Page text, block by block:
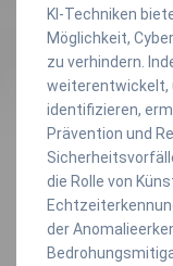
KI-Techniken
Möglichkeit,
zu verhindern.
weiterentwickelt,
identifizieren,
Prävention und
die Rolle von
der